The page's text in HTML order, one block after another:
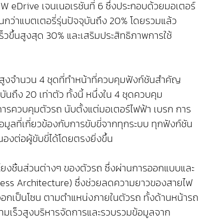
eDrive เจนเนอเรชันที่ 6 ซึ่งประกอบด้วยมอเตอร์
าแบตเตอรี่รุ่นปัจจุบันถึง 20% โดยรวมแล้ว
นสูงสุด 30% และเสริมประสิทธิภาพการใช้
งจำนวน 4 ชุดที่ทำหน้าที่ควบคุมฟังก์ชันสำคัญ
ถึง 20 เท่าตัว ทั้งนี้ หนึ่งใน 4 ชุดควบคุม
รควบคุมตัวรถ นับตั้งแต่มอเตอร์ไฟฟ้า เบรก การ
มูลที่เกี่ยวข้องกับการขับขี่จากทุกระบบ ทุกฟังก์ชัน
องต่อผู้ขับขี่ได้โดยตรงยิ่งขึ้น
งชิ้นส่วนต่างๆ ของตัวรถ ซึ่งผ่านการออกแบบและ
Architecture) ซึ่งช่วยลดความยาวของสายไฟ
เป็นโซน ตามตำแหน่งภายในตัวรถ ทั้งด้านหน้ารถ
ร็วสูงบริหารจัดการและรวบรวมข้อมูลจาก